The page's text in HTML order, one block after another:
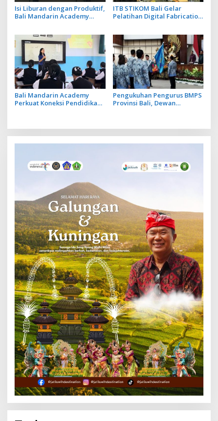
Isi Liburan dengan Produktif,
Bali Mandarin Academy
ITB STIKOM Bali Gelar
Pelatihan Digital Fabrication
Bali Mandarin Academy
Perkuat Koneksi Pendidikan
Pengukuhan Pengurus BMPS
Provinsi Bali, Dewan